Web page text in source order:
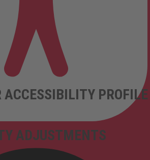
ADJUSTMENTS
ACCESSIBILITY PROFILE